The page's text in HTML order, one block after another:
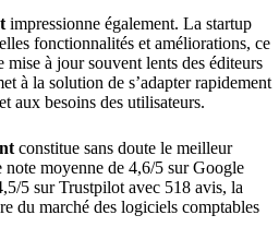
impressionne également. La startup
fonctionnalités et améliorations, ce
mise à jour souvent lents des éditeurs
à la solution de s’adapter rapidement
aux besoins des utilisateurs.
constitue sans doute le meilleur
moyenne de 4,6/5 sur Google
5 sur Trustpilot avec 518 avis, la
du marché des logiciels comptables